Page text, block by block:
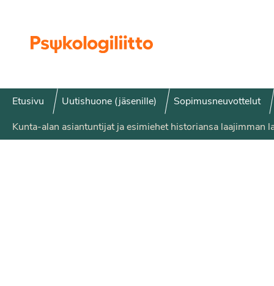
Etusivu Uutishuone (jäsenille)
Sopimusneuvottelut
Kunta-alan asiantuntijat ja esimiehet historiansa laajimman